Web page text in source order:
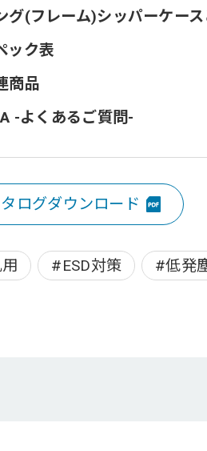
グ(フレーム)シッパーケー
ック表
商品
-よくあるご質問-
ログダウンロード
#ESD対策 #低発